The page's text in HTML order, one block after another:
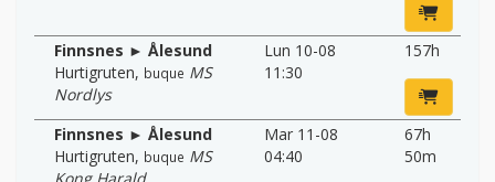
Finnsnes ► Ålesund
Hurtigruten, buque MS
Nordlys
Lun 10-08
11:30
157h
Finnsnes ► Ålesund
Hurtigruten, buque MS
Mar 11-08
04:40
67h
50m